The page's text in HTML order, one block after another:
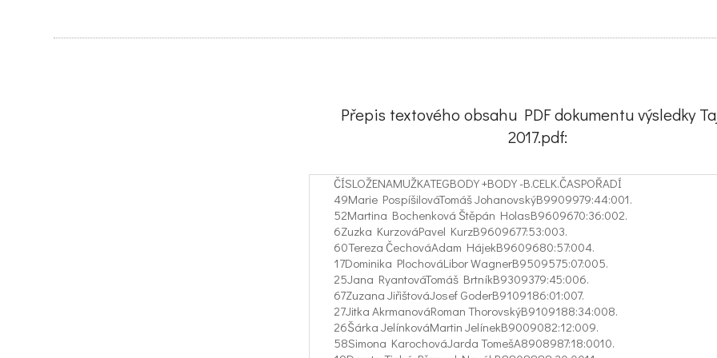
Přepis textového obsahu PDF dokumentu výsledky
2017.pdf:
ČÍSLOŽENAMUŽKATEGBODY +BODY -B.CELK.ČASPOŘADÍ
49Marie PospíšilováTomáš JohanovskýB9909979:44:001.
52Martina Bochenková Štěpán HolasB9609670:36:002.
6Zuzka KurzováPavel KurzB9609677:53:003.
60Tereza ČechováAdam HájekB9609680:57:004.
17Dominika PlochováLibor WagnerB9509575:07:005.
25Jana RyantováTomáš BrtníkB9309379:45:006.
67Zuzana JiřištováJosef GoderB9109186:01:007.
27Jitka AkrmanováRoman ThorovskýB9109188:34:008.
26Šárka JelínkováMartin JelínekB9009082:12:009.
58Simona KarochováJarda TomešA8908987:18:0010.